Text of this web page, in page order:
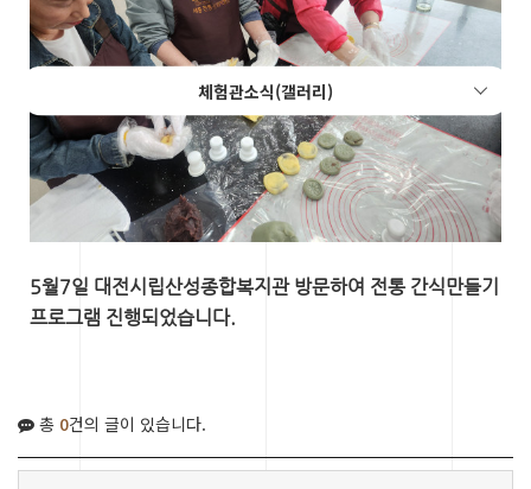
체험관소식(갤러리)
5월7일 대전시립산성종합복지관 방문하여 전통 간식만들기
프로그램 진행되었습니다.
총 0건의 글이 있습니다.